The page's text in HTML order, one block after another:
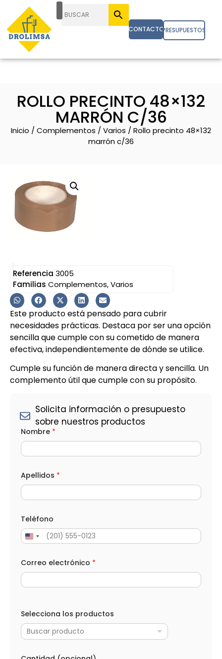
CONTACTOPRESUPUESTOS
ROLLO PRECINTO 48×132
MARRÓN C/36
Inicio / Complementos / Varios / Rollo precinto 48×132
marrón c/36
Referencia 3005
Familias Complementos,Varios
Este producto está pensado para cubrir
necesidades prácticas. Destaca por ser una opción
sencilla que cumple con su cometido de manera
efectiva, independientemente de dónde se utilice.
Cumple su función de manera directa y sencilla. Un
complemento útil que cumple con su propósito.
Solicita información o presupuesto
sobre nuestros productos
Nombre *
Apellidos *
Teléfono
Correo electrónico *
Selecciona los productos
Buscar producto